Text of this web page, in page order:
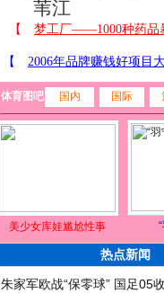
苇江
体育图吧 国内 国际
美少女库娃尴尬性事
热点新闻
朱家军欧战“保零球” 国足05